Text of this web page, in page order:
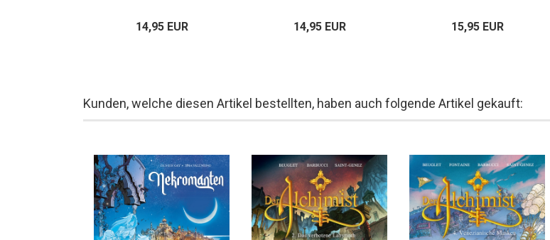
14,95 EUR 14,95 EUR 15,95 EUR
Kunden, welche diesen Artikel bestellten, haben auch folgende Artikel gekauft: